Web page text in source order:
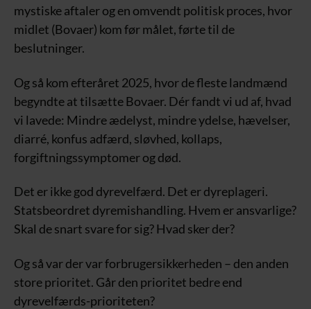
mystiske aftaler og en omvendt politisk proces, hvor
midlet (Bovaer) kom før målet, førte til de
beslutninger.
Og så kom efteråret 2025, hvor de fleste landmænd
begyndte at tilsætte Bovaer. Dér fandt vi ud af, hvad
vi lavede: Mindre ædelyst, mindre ydelse, hævelser,
diarré, konfus adfærd, sløvhed, kollaps,
forgiftningssymptomer og død.
Det er ikke god dyrevelfærd. Det er dyreplageri.
Statsbeordret dyremishandling. Hvem er ansvarlige?
Skal de snart svare for sig? Hvad sker der?
Og så var der var forbrugersikkerheden – den anden
store prioritet. Går den prioritet bedre end
dyrevelfærds-prioriteten?